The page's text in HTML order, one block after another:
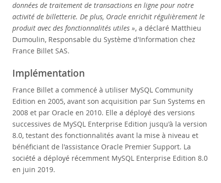
données de traitement de transactions en ligne pour notre
activité de billetterie. De plus, Oracle enrichit régulièrement le
produit avec des fonctionnalités utiles », a déclaré Matthieu
Dumoulin, Responsable du Système d'Information chez
France Billet SAS.
Implémentation
France Billet a commencé à utiliser MySQL Community
Edition en 2005, avant son acquisition par Sun Systems en
2008 et par Oracle en 2010. Elle a déployé des versions
successives de MySQL Enterprise Edition jusqu'à la version
8.0, testant des fonctionnalités avant la mise à niveau et
bénéficiant de l'assistance Oracle Premier Support. La
société a déployé récemment MySQL Enterprise Edition 8.0
en juin 2019.